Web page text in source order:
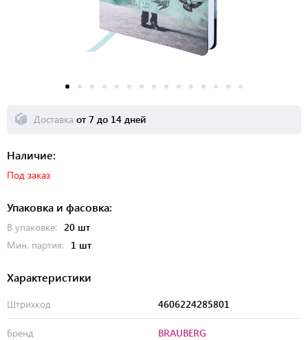
Наличие:
Под заказ
Упаковка и фасовка:
В упаковке:
20 шт
Мин. партия:
1 шт
Доставка от 7 до 14 дней
Характеристики
Штрихкод 4606224285801
Бренд BRAUBERG